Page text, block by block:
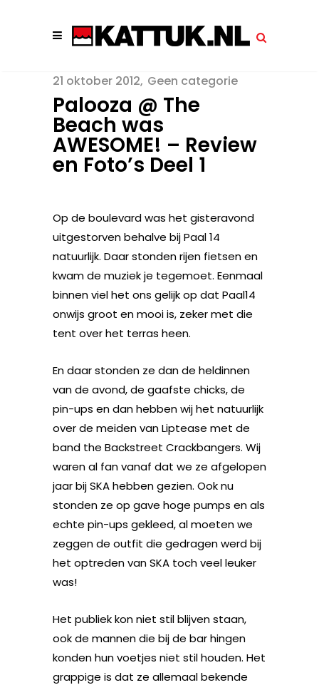
21 oktober 2012 Geen categorie
Palooza @ The
Beach was
AWESOME! – Review
en Foto’s Deel 1
Op de boulevard was het gisteravond
uitgestorven behalve bij Paal 14
natuurlijk. Daar stonden rijen fietsen en
kwam de muziek je tegemoet. Eenmaal
binnen viel het ons gelijk op dat Paal14
onwijs groot en mooi is, zeker met die
tent over het terras heen.
En daar stonden ze dan de heldinnen
van de avond, de gaafste chicks, de
pin-ups en dan hebben wij het natuurlijk
over de meiden van Liptease met de
band the Backstreet Crackbangers. Wij
waren al fan vanaf dat we ze afgelopen
jaar bij SKA hebben gezien. Ook nu
stonden ze op gave hoge pumps en als
echte pin-ups gekleed, al moeten we
zeggen de outfit die gedragen werd bij
het optreden van SKA toch veel leuker
was!
Het publiek kon niet stil blijven staan,
ook de mannen die bij de bar hingen
konden hun voetjes niet stil houden. Het
grappige is dat ze allemaal bekende